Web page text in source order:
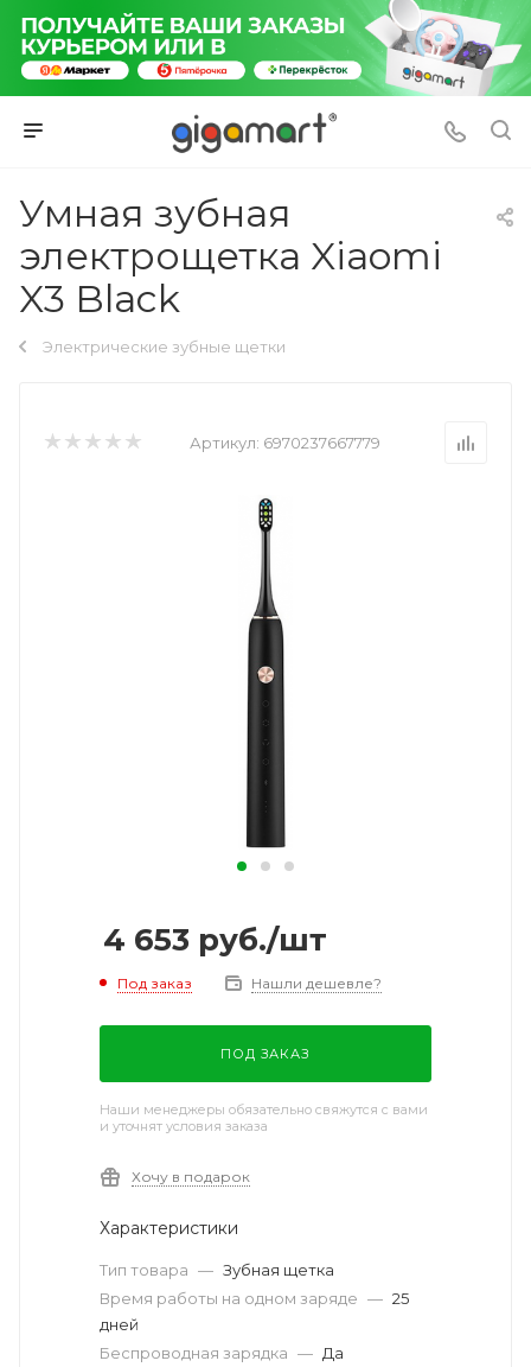
Умная зубная
электрощетка Xiaomi
X3 Black
Электрические зубные щетки
Артикул: 6970237667779
4 653 руб./шт
Под заказ Нашли дешевле?
ПОД ЗАКАЗ
Наши менеджеры обязательно свяжутся с вами
и уточнят условия заказа
Хочу в подарок
Характеристики
Тип товара — Зубная щетка
Время работы на одном заряде — 25
дней
Беспроводная зарядка — Да